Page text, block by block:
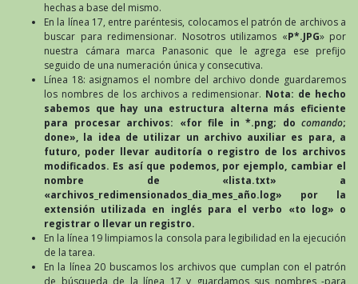
hechas a base del mismo.
En la línea 17, entre paréntesis, colocamos el patrón de archivos a
buscar para redimensionar. Nosotros utilizamos «P*.JPG» por
nuestra cámara marca Panasonic que le agrega ese prefijo
seguido de una numeración única y consecutiva.
Línea 18: asignamos el nombre del archivo donde guardaremos
los nombres de los archivos a redimensionar. Nota: de hecho
sabemos que hay una estructura alterna más eficiente
para procesar archivos: «for file in *.png; do comando;
done», la idea de utilizar un archivo auxiliar es para, a
futuro, poder llevar auditoría o registro de los archivos
modificados. Es así que podemos, por ejemplo, cambiar el
nombre de «lista.txt» a
«archivos_redimensionados_dia_mes_año.log» por la
extensión utilizada en inglés para el verbo «to log» o
registrar o llevar un registro.
En la línea 19 limpiamos la consola para legibilidad en la ejecución
de la tarea.
En la línea 20 buscamos los archivos que cumplan con el patrón
de búsqueda de la línea 17 y guardamos sus nombres -para